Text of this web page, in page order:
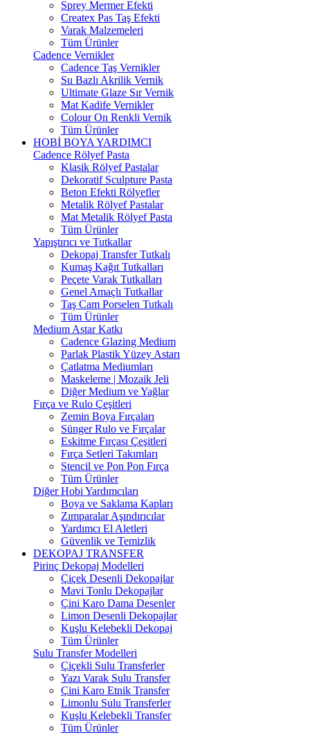
Sprey Mermer Efekti
Createx Pas Taş Efekti
Varak Malzemeleri
Tüm Ürünler
Cadence Vernikler
Cadence Taş Vernikler
Su Bazlı Akrilik Vernik
Ultimate Glaze Sır Vernik
Mat Kadife Vernikler
Colour On Renkli Vernik
Tüm Ürünler
HOBİ BOYA YARDIMCI
Cadence Rölyef Pasta
Klasik Rölyef Pastalar
Dekoratif Sculpture Pasta
Beton Efekti Rölyefler
Metalik Rölyef Pastalar
Mat Metalik Rölyef Pasta
Tüm Ürünler
Yapıştırıcı ve Tutkallar
Dekopaj Transfer Tutkalı
Kumaş Kağıt Tutkalları
Peçete Varak Tutkalları
Genel Amaçlı Tutkallar
Taş Cam Porselen Tutkalı
Tüm Ürünler
Medium Astar Katkı
Cadence Glazing Medium
Parlak Plastik Yüzey Astarı
Çatlatma Mediumları
Maskeleme | Mozaik Jeli
Diğer Medium ve Yağlar
Fırça ve Rulo Çeşitleri
Zemin Boya Fırçaları
Sünger Rulo ve Fırçalar
Eskitme Fırçası Çeşitleri
Fırça Setleri Takımları
Stencil ve Pon Pon Fırça
Tüm Ürünler
Diğer Hobi Yardımcıları
Boya ve Saklama Kapları
Zımparalar Aşındırıcılar
Yardımcı El Aletleri
Güvenlik ve Temizlik
DEKOPAJ TRANSFER
Pirinç Dekopaj Modelleri
Çiçek Desenli Dekopajlar
Mavi Tonlu Dekopajlar
Çini Karo Dama Desenler
Limon Desenli Dekopajlar
Kuşlu Kelebekli Dekopaj
Tüm Ürünler
Sulu Transfer Modelleri
Çiçekli Sulu Transferler
Yazı Varak Sulu Transfer
Çini Karo Etnik Transfer
Limonlu Sulu Transferler
Kuşlu Kelebekli Transfer
Tüm Ürünler